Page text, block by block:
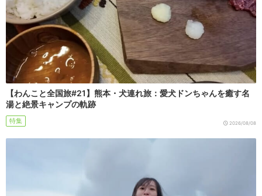
【わんこと全国旅#21】熊本・犬連れ旅：愛犬ドンちゃんを癒す名
湯と絶景キャンプの軌跡
特集 2026/08/08